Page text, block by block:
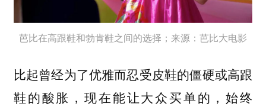
芭比在高跟鞋和勃肯鞋之间的选择；来源：芭比大电影
比起曾经为了优雅而忍受皮鞋的僵硬或高跟
鞋的酸胀，现在能让大众买单的，始终